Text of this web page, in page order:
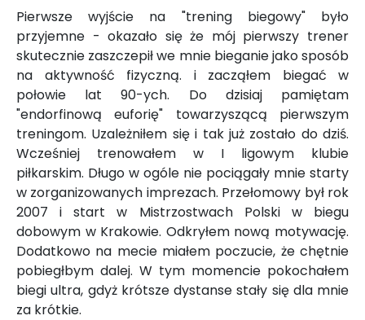
Pierwsze wyjście na "trening biegowy" było
przyjemne - okazało się że mój pierwszy trener
skutecznie zaszczepił we mnie bieganie jako sposób
na aktywność fizyczną. i zacząłem biegać w
połowie lat 90-ych. Do dzisiaj pamiętam
"endorfinową euforię" towarzyszącą pierwszym
treningom. Uzależniłem się i tak już zostało do dziś.
Wcześniej trenowałem w I ligowym klubie
piłkarskim. Długo w ogóle nie pociągały mnie starty
w zorganizowanych imprezach. Przełomowy był rok
2007 i start w Mistrzostwach Polski w biegu
dobowym w Krakowie. Odkryłem nową motywację.
Dodatkowo na mecie miałem poczucie, że chętnie
pobiegłbym dalej. W tym momencie pokochałem
biegi ultra, gdyż krótsze dystanse stały się dla mnie
za krótkie.